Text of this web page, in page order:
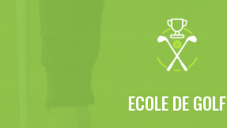
ECOLE DE GOLF